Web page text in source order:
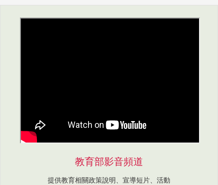
教育部影音頻道
提供教育相關政策說明、宣導短片、活動